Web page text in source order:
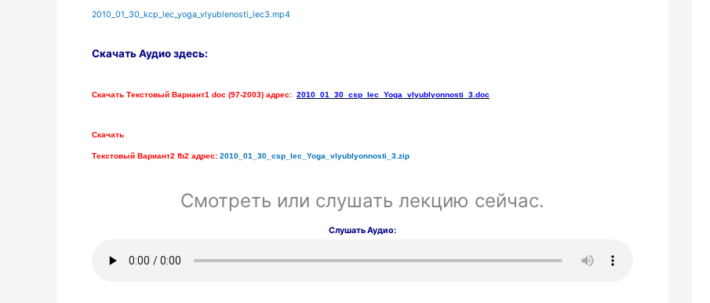
2010_01_30_kcp_lec_yoga_vlyublenosti_lec3.mp4
Скачать Аудио здесь:
Скачать Текстовый Вариант1 doc (97-2003) адрес: 2010_01_30_ csp lec Yoga vlyublyonnosti _3.doc
Скачать
Текстовый Вариант2 fb2 адрес: 2010_01_30_ csp lec Yoga vlyublyonnosti _3.zip
Смотреть или слушать лекцию сейчас.
Слушать Аудио: